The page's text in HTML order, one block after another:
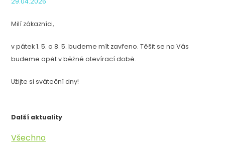
Milí zákazníci,
v pátek 1. 5. a 8. 5. budeme mít zavřeno. Těšit se na Vás
budeme opět v běžné otevírací době.
Užijte si sváteční dny!
Další aktuality
Všechno